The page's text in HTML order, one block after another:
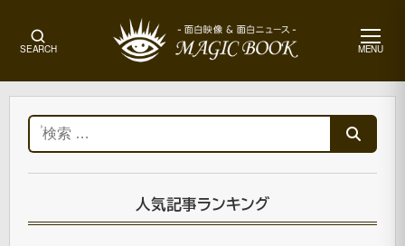
SEARCH MENU
メ
ュ
ー
ー 検
索:
人気記事ランキング